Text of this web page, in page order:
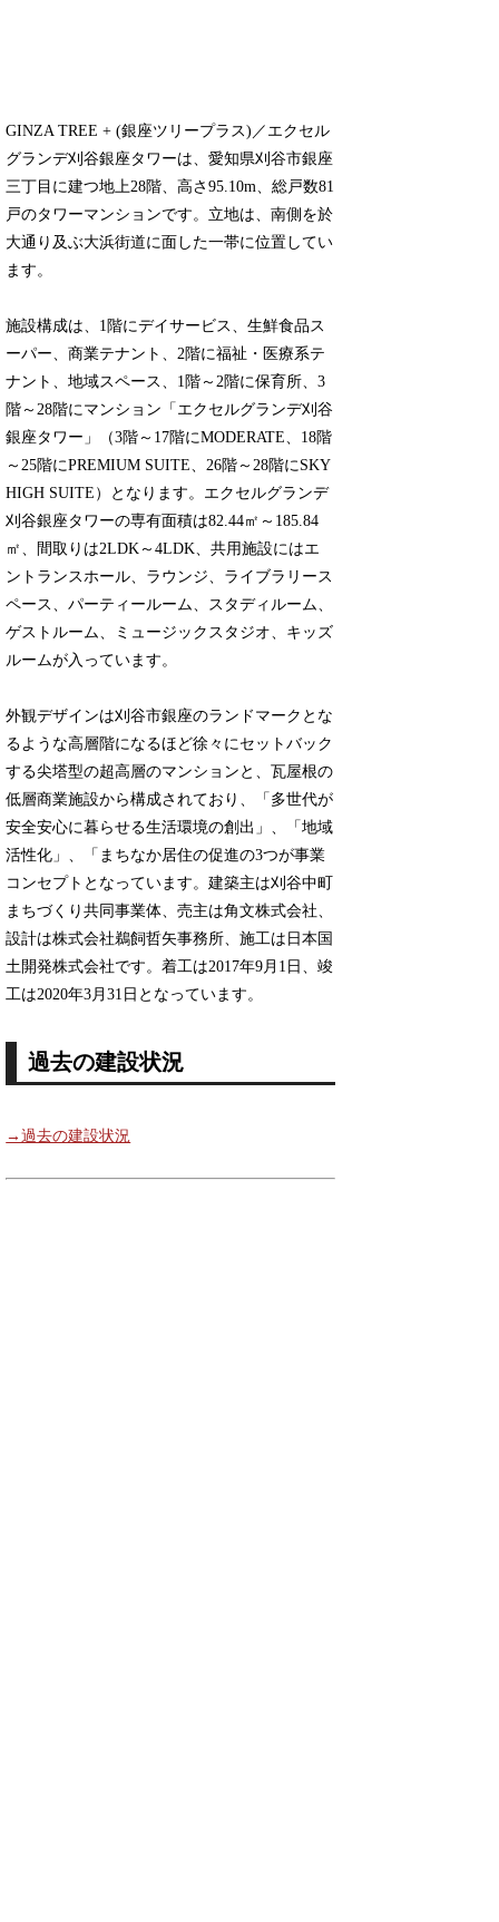
GINZA TREE + (銀座ツリープラス)／エクセル
グランデ刈谷銀座タワーは、愛知県刈谷市銀座
三丁目に建つ地上28階、高さ95.10m、総戸数81
戸のタワーマンションです。立地は、南側を於
大通り及ぶ大浜街道に面した一帯に位置してい
ます。
施設構成は、1階にデイサービス、生鮮食品ス
ーパー、商業テナント、2階に福祉・医療系テ
ナント、地域スペース、1階～2階に保育所、3
階～28階にマンション「エクセルグランデ刈谷
銀座タワー」（3階～17階にMODERATE、18階
～25階にPREMIUM SUITE、26階～28階にSKY
HIGH SUITE）となります。エクセルグランデ
刈谷銀座タワーの専有面積は82.44㎡～185.84
㎡、間取りは2LDK～4LDK、共用施設にはエ
ントランスホール、ラウンジ、ライブラリース
ペース、パーティールーム、スタディルーム、
ゲストルーム、ミュージックスタジオ、キッズ
ルームが入っています。
外観デザインは刈谷市銀座のランドマークとな
るような高層階になるほど徐々にセットバック
する尖塔型の超高層のマンションと、瓦屋根の
低層商業施設から構成されており、「多世代が
安全安心に暮らせる生活環境の創出」、「地域
活性化」、「まちなか居住の促進の3つが事業
コンセプトとなっています。建築主は刈谷中町
まちづくり共同事業体、売主は角文株式会社、
設計は株式会社鵜飼哲矢事務所、施工は日本国
土開発株式会社です。着工は2017年9月1日、竣
工は2020年3月31日となっています。
過去の建設状況
→過去の建設状況